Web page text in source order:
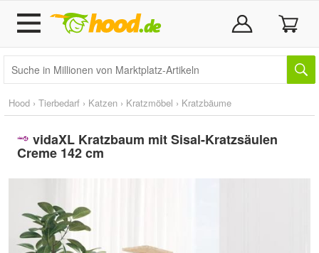
Hood › Tierbedarf › Katzen › Kratzmöbel › Kratzbäume
vidaXL Kratzbaum mit Sisal-Kratzsäulen
Creme 142 cm